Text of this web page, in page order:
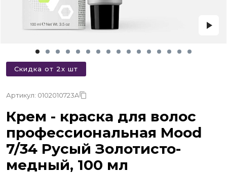
Скидка от 2х шт
Артикул: 0102010723A
Крем - краска для волос
профессиональная Mood
7/34 Русый Золотисто-
медный, 100 мл